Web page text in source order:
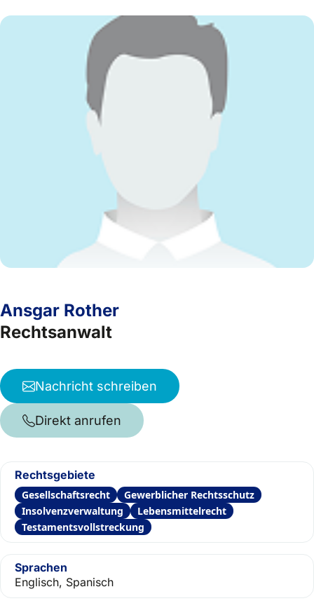
Ansgar Rother
Rechtsanwalt
Nachricht schreiben
Direkt anrufen
Rechtsgebiete
Gesellschaftsrecht
Gewerblicher Rechtsschutz
Insolvenzverwaltung
Lebensmittelrecht
Testamentsvollstreckung
Sprachen
Englisch, Spanisch